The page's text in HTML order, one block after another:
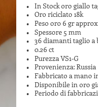
In Stock oro giallo
Oro riciclato 18k
Peso oro 6 gr approx
Spessore 5 mm
36 diamanti taglio a
0.26 ct
Purezza VS1-G
Provenienza: Russia
Fabbricato a mano
Disponibile in oro
Periodo di